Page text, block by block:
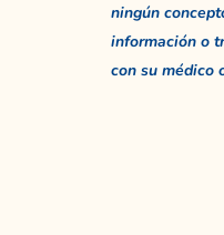
ningún
información o
con su médico